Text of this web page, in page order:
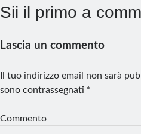
Sii il primo a
Lascia un commento
Il tuo indirizzo email non sarà
sono contrassegnati *
Commento